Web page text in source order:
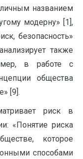
названием
модерну» [1],
безопасность»
также
в работе с
общества
[9].
риск в
«Понятие риска
которое
способами